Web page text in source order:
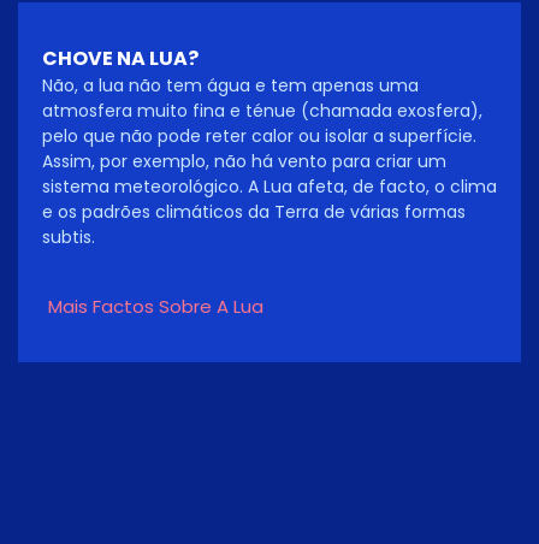
CHOVE NA LUA?
Não, a lua não tem água e tem apenas uma
atmosfera muito fina e ténue (chamada exosfera),
pelo que não pode reter calor ou isolar a superfície.
Assim, por exemplo, não há vento para criar um
sistema meteorológico. A Lua afeta, de facto, o clima
e os padrões climáticos da Terra de várias formas
subtis.
Mais Factos Sobre A Lua